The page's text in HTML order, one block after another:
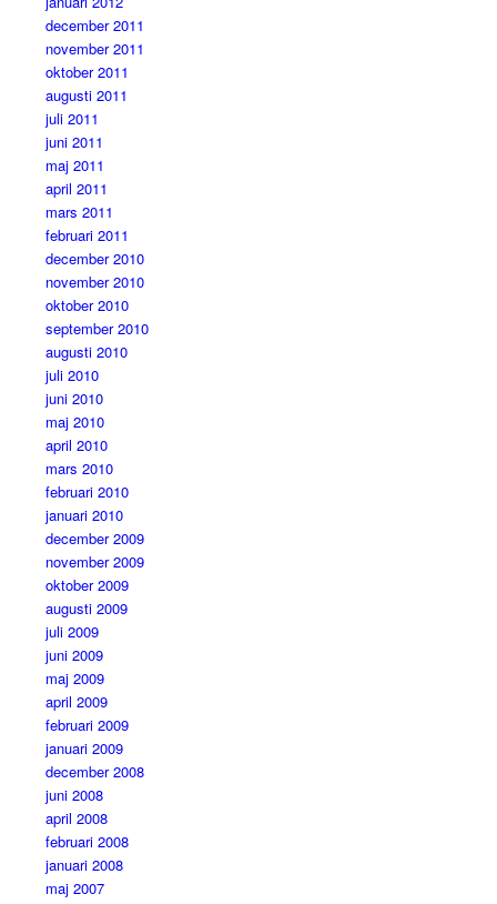
december 2011
november 2011
oktober 2011
augusti 2011
juli 2011
juni 2011
maj 2011
april 2011
mars 2011
februari 2011
december 2010
november 2010
oktober 2010
september 2010
augusti 2010
juli 2010
juni 2010
maj 2010
april 2010
mars 2010
februari 2010
januari 2010
december 2009
november 2009
oktober 2009
augusti 2009
juli 2009
juni 2009
maj 2009
april 2009
februari 2009
januari 2009
december 2008
juni 2008
april 2008
februari 2008
januari 2008
maj 2007